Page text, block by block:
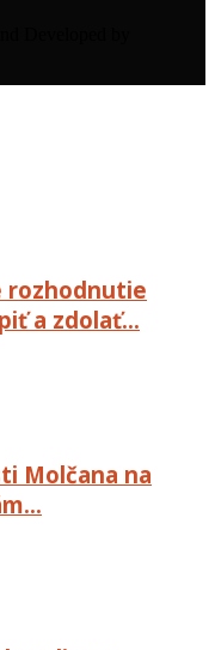
rozhodnutie
a zdolať…
Molčana na